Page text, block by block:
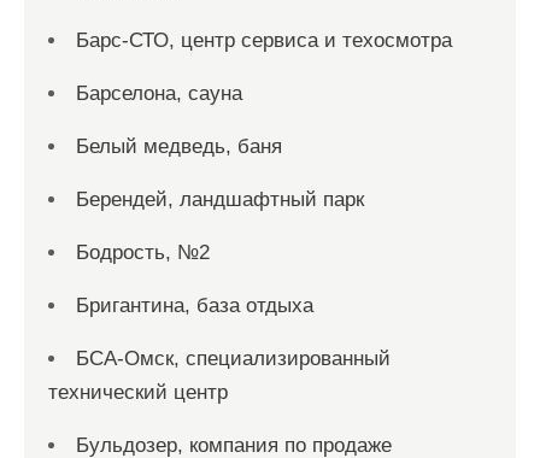
Барс-СТО, центр сервиса и техосмотра
Барселона, сауна
Белый медведь, баня
Берендей, ландшафтный парк
Бодрость, №2
Бригантина, база отдыха
БСА-Омск, специализированный
технический центр
Бульдозер, компания по продаже